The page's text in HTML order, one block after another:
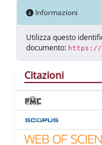
Informazioni
Utilizza questo
documento: https://
Citazioni